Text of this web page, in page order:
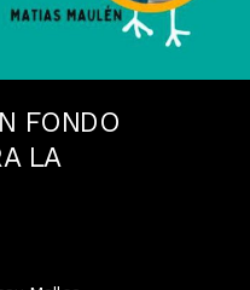
FONDO
LA